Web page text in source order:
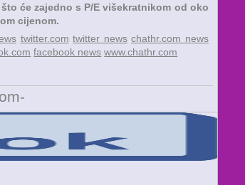
će zajedno s P/E višekratnikom od oko
cijenom.
twitter.com twitter news chathr.com news
facebook news www.chathr.com